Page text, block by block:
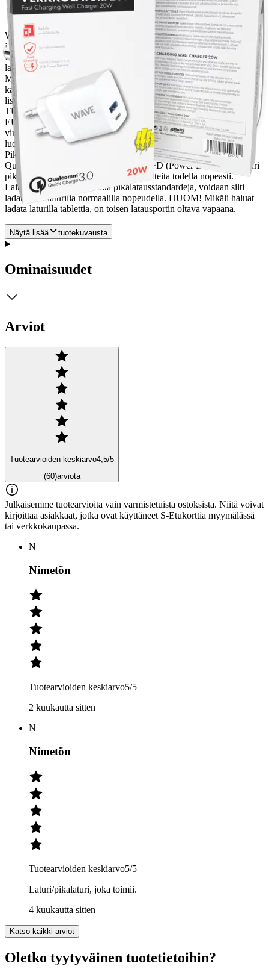
Wave Pikalataava Verkkolaturi lataa laitteesi huippunopeasti, sopii
jokapäiväiseen käyttöön ja kulkee tarvittaessa kätevästi mukanakin.
Laturi kätkee pieneen kokoonsa runsaasti älykästä pikalataustehoa ja
laturilla voit ladata jopa kahta laitetta samanaikaisesti. SOPII
MOBIILILAITTEILLE Wave Pikalataavan verkkolaturin ja oikean
kaapelin yhdistelmällä lataat nopeasti puhelimet, tabletit,
lisävirtalaturit, Bluetooth-kaiuttimet ja muut kodin älylaitteet.
TURVALLISUUSTESTATTU Kaikki Wave latauslaitteet täyttävät
EU:n asettamat vaatimukset ja standardit ja ne on myös testattu
virallisen, sertifioidun testauslaitoksen toimesta turvallisen ja
luotettavan käytön takaamiseksi. PIKALATAUSTEKNIIKKAA
Pikalataava verkkolaturi tukee kahta yleistä pikalatausstandardia:
Qualcomm Quick Charge 3.0 ja USB-PD (Power Delivery). Laturi
pikalataa näitä standardeja käyttäviä laitteita todella nopeasti.
Laitteet, jotka eivät tue näitä pikalatausstandardeja, voidaan silti
ladata tällä laturilla normaalilla nopeudella. HUOM! Mikäli haluat
ladata laturilla tablettia, on toisen latausportin oltava vapaana.
Näytä lisää tuotekuvausta
Ominaisuudet
Arviot
Tuotearvioiden keskiarvo4,5/5
(60)arviota
Julkaisemme tuotearvioita vain varmistetuista ostoksista. Niitä voivat
kirjoittaa asiakkaat, jotka ovat käyttäneet S-Etukorttia myymälässä
tai verkkokaupassa.
N
Nimetön
Tuotearvioiden keskiarvo5/5
2 kuukautta sitten
N
Nimetön
Tuotearvioiden keskiarvo5/5
Laturi/pikalaturi, joka toimii.
4 kuukautta sitten
Katso kaikki arviot
Oletko tyytyväinen tuotetietoihin?